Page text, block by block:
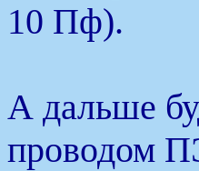
10 Пф).
А дальше
проводом